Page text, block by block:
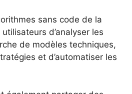
sans code de la
d’analyser les
de modèles techniques,
et d’automatiser les